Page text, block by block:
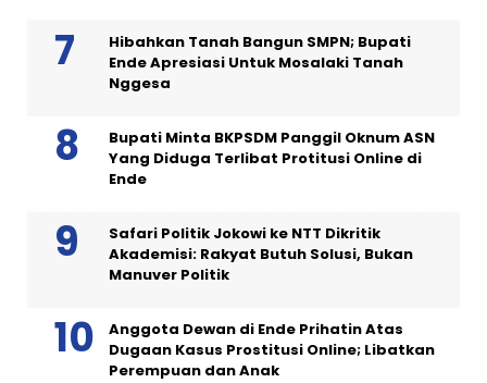
Hibahkan Tanah Bangun SMPN; Bupati
Ende Apresiasi Untuk Mosalaki Tanah
Nggesa
Bupati Minta BKPSDM Panggil Oknum ASN
Yang Diduga Terlibat Protitusi Online di
Ende
Safari Politik Jokowi ke NTT Dikritik
Akademisi: Rakyat Butuh Solusi, Bukan
Manuver Politik
Anggota Dewan di Ende Prihatin Atas
Dugaan Kasus Prostitusi Online; Libatkan
Perempuan dan Anak